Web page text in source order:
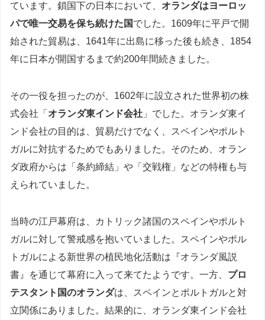
ています。鎖国下の日本において、 オランダはヨーロッ
パで唯一交易を保ち続けた国でした。1609年に平戸で開
始された貿易は、1641年に出島に移った後も続き、1854
年に日本が開国するまで約200年間続きました。
その一役を担ったのが、1602年に設立された世界初の株
式会社「 オランダ東インド会社 」でした。オランダ東イ
ンド会社の目的は、貿易だけでなく、スペインやポルト
ガルに対抗するためでもありました。そのため、オラン
ダ政府からは「条約締結」や「交戦権」などの特権も与
えられていました。
当時の江戸幕府は、カトリック諸国のスペインやポルト
ガルに対して警戒感を抱いていました。スペインやポル
トガルによる新世界の植民地化活動は『オランダ風説
書』を通じて幕府に入って来てたようです。一方、 プロ
テスタント国のオランダは、スペインとポルトガルと対
立関係にありました。結果的に、オランダ東インド会社